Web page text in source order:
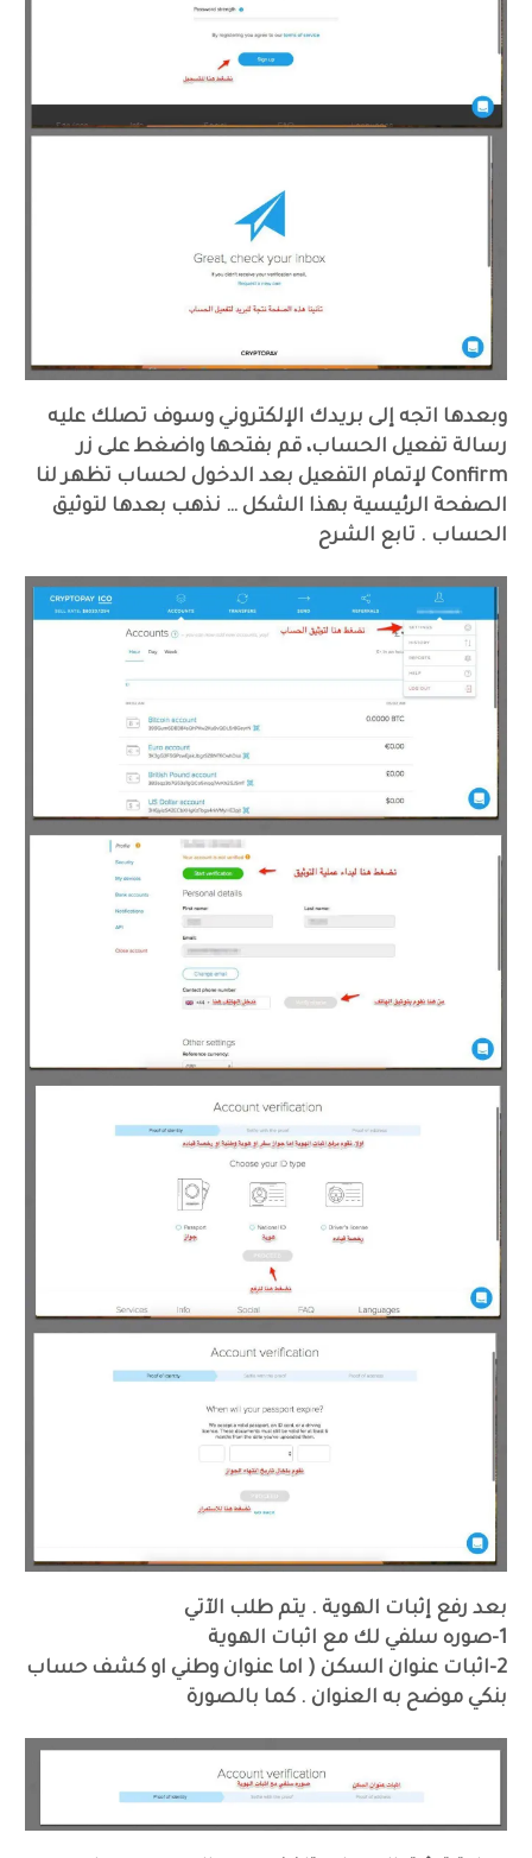
وبعدها اتجه إلى بريدك الإلكتروني وسوف تصلك عليه
رسالة تفعيل الحساب، قم بفتحها واضغط على زر
Confirm لإتمام التفعيل بعد الدخول لحساب تظهر لنا
الصفحة الرئيسية بهذا الشكل … نذهب بعدها لتوثيق
الحساب . تابع الشرح
بعد رفع إثبات الهوية . يتم طلب الآتي
1-صوره سلفي لك مع اثبات الهوية
2-اثبات عنوان السكن ( اما عنوان وطني او كشف حساب
بنكي موضح به العنوان . كما بالصورة